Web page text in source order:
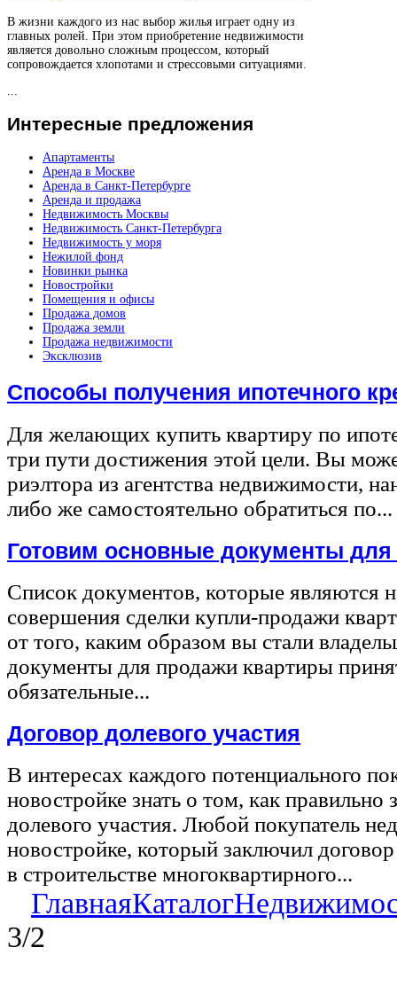
В жизни каждого из нас выбор жилья играет одну из
главных ролей. При этом приобретение недвижимости
является довольно сложным процессом, который
сопровождается хлопотами и стрессовыми ситуациями.
Интересные предложения
Апартаменты
Аренда в Москве
Аренда в Санкт-Петербурге
Аренда и продажа
Недвижимость Москвы
Недвижимость Санкт-Петербурга
Недвижимость у моря
Нежилой фонд
Новинки рынка
Новостройки
Помещения и офисы
Продажа домов
Продажа земли
Продажа недвижимости
Эксклюзив
Способы получения ипотечного
Для желающих купить квартиру по
три пути достижения этой цели. Вы
риэлтора из агентства недвижимости,
либо же самостоятельно обратиться по...
Готовим основные документы
Список документов, которые являются
совершения сделки купли-продажи
от того, каким образом вы стали
документы для продажи квартиры
обязательные...
Договор долевого участия
В интересах каждого потенциального
новостройке знать о том, как правильно
долевого участия. Любой покупатель
новостройке, который заключил
в строительстве многоквартирного...
ГлавнаяКаталог
3/2